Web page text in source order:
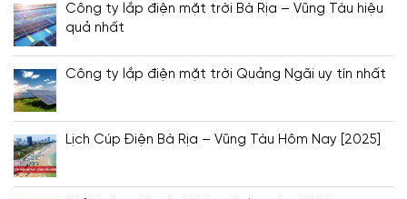
Công ty lắp điện mặt trời Bà Rịa – Vũng Tàu hiệu
quả nhất
Công ty lắp điện mặt trời Quảng Ngãi uy tín nhất
Lịch Cúp Điện Bà Rịa – Vũng Tàu Hôm Nay [2025]